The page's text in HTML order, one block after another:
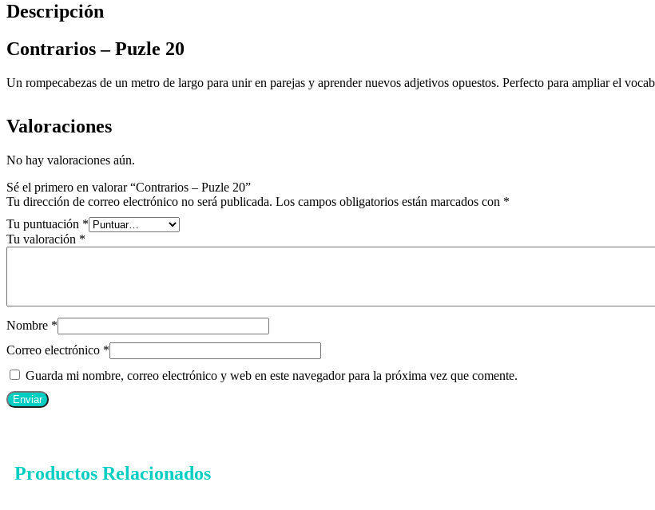
Descripción
Contrarios – Puzle 20
Un rompecabezas de un metro de largo para unir en parejas y aprender nuevos adjetivos opuestos. Perfecto para ampliar el
Valoraciones
No hay valoraciones aún.
Sé el primero en valorar “Contrarios – Puzle 20”
Tu dirección de correo electrónico no será publicada. Los campos obligatorios están marcados con *
Tu puntuación *
Tu valoración *
Nombre *
Correo electrónico *
Guarda mi nombre, correo electrónico y web en este navegador para la próxima vez que comente.
Productos Relacionados